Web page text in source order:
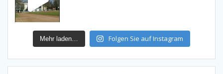
Mehr laden… Folgen Sie auf Instagram